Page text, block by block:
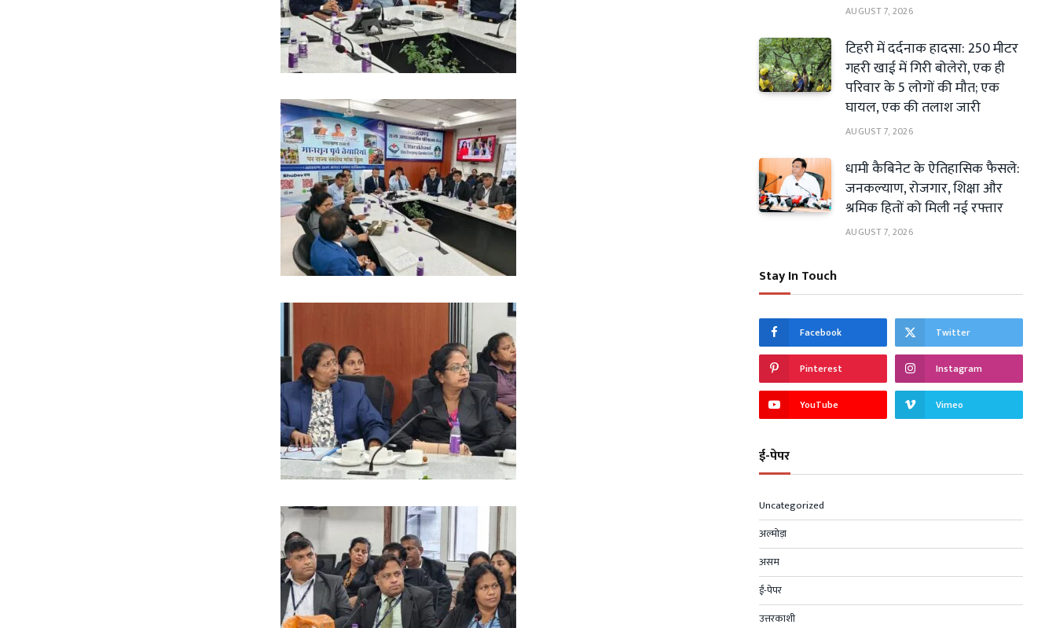
AUGUST 7, 2026
टिहरी में दर्दनाक हादसा: 250 मीटर
गहरी खाई में गिरी बोलेरो, एक ही
परिवार के 5 लोगों की मौत; एक
घायल, एक की तलाश जारी
AUGUST 7, 2026
धामी कैबिनेट के ऐतिहासिक फैसले:
जनकल्याण, रोजगार, शिक्षा और
श्रमिक हितों को मिली नई रफ्तार
AUGUST 7, 2026
Stay In Touch
Facebook Twitter
Pinterest Instagram
YouTube Vimeo
ई-पेपर
Uncategorized
अल्मोड़ा
असम
ई-पेपर
उत्तरकाशी